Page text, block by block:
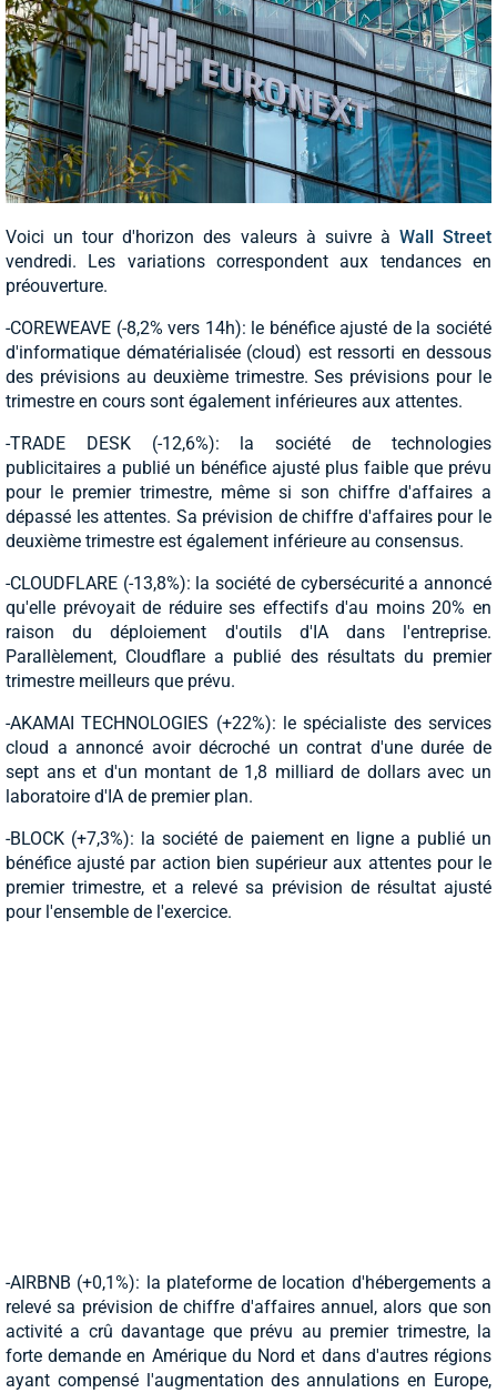
Voici un tour d'horizon des valeurs à suivre à Wall Street
vendredi. Les variations correspondent aux tendances en
préouverture.
-COREWEAVE (-8,2% vers 14h): le bénéfice ajusté de la société
d'informatique dématérialisée (cloud) est ressorti en dessous
des prévisions au deuxième trimestre. Ses prévisions pour le
trimestre en cours sont également inférieures aux attentes.
-TRADE DESK (-12,6%): la société de technologies
publicitaires a publié un bénéfice ajusté plus faible que prévu
pour le premier trimestre, même si son chiffre d'affaires a
dépassé les attentes. Sa prévision de chiffre d'affaires pour le
deuxième trimestre est également inférieure au consensus.
-CLOUDFLARE (-13,8%): la société de cybersécurité a annoncé
qu'elle prévoyait de réduire ses effectifs d'au moins 20% en
raison du déploiement d'outils d'IA dans l'entreprise.
Parallèlement, Cloudflare a publié des résultats du premier
trimestre meilleurs que prévu.
-AKAMAI TECHNOLOGIES (+22%): le spécialiste des services
cloud a annoncé avoir décroché un contrat d'une durée de
sept ans et d'un montant de 1,8 milliard de dollars avec un
laboratoire d'IA de premier plan.
-BLOCK (+7,3%): la société de paiement en ligne a publié un
bénéfice ajusté par action bien supérieur aux attentes pour le
premier trimestre, et a relevé sa prévision de résultat ajusté
pour l'ensemble de l'exercice.
-AIRBNB (+0,1%): la plateforme de location d'hébergements a
relevé sa prévision de chiffre d'affaires annuel, alors que son
activité a crû davantage que prévu au premier trimestre, la
forte demande en Amérique du Nord et dans d'autres régions
ayant compensé l'augmentation des annulations en Europe,